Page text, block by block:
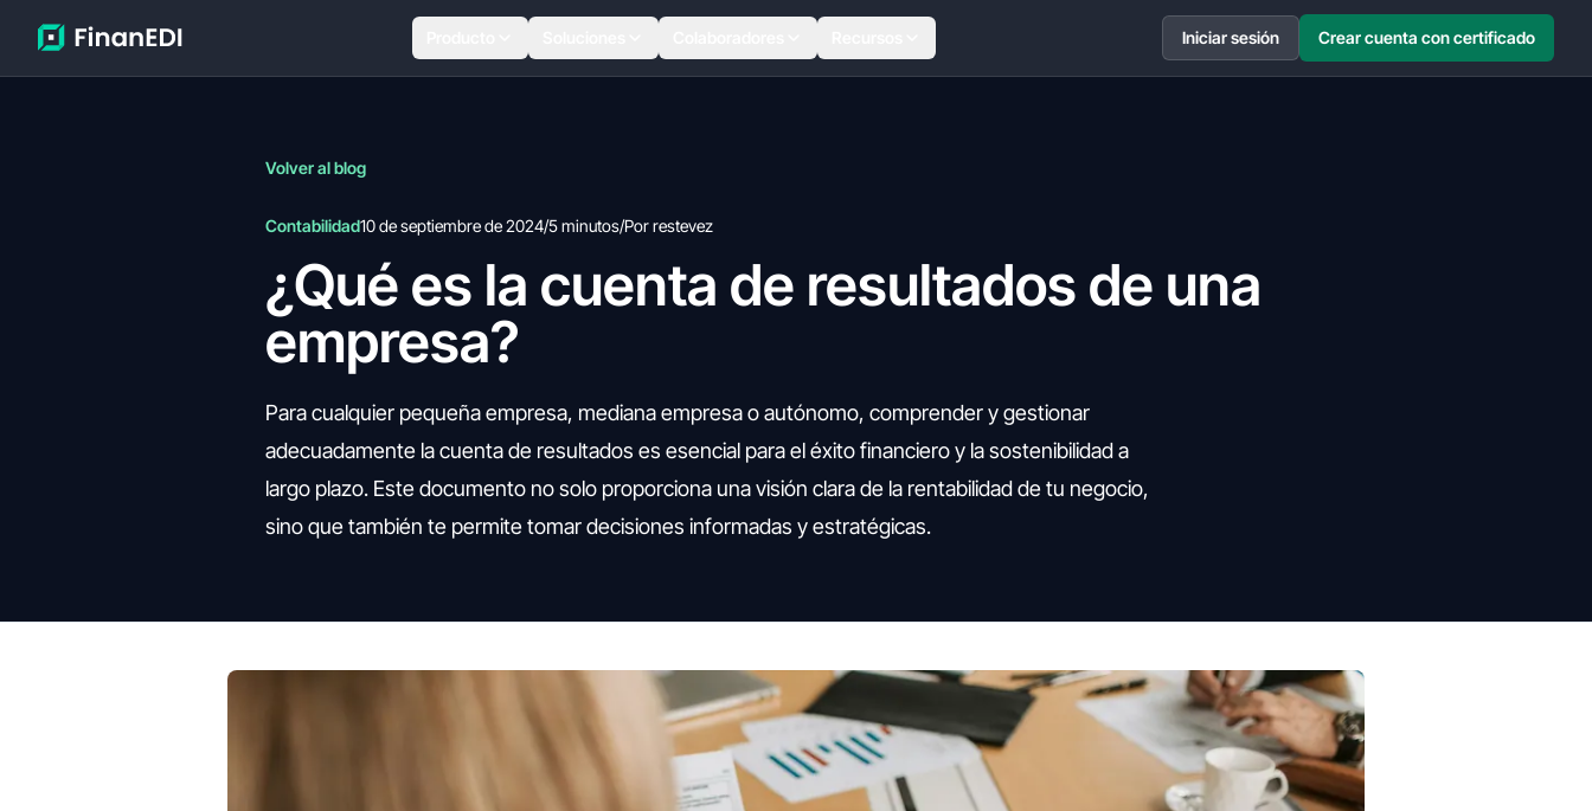
Iniciar sesión Crear cuenta con certificado
Volver al blog
Contabilidad10 de septiembre de 2024/5 minutos/Por restevez
¿Qué es la cuenta de resultados de una
empresa?
Para cualquier pequeña empresa, mediana empresa o autónomo, comprender y gestionar
adecuadamente la cuenta de resultados es esencial para el éxito financiero y la sostenibilidad a
largo plazo. Este documento no solo proporciona una visión clara de la rentabilidad de tu negocio,
sino que también te permite tomar decisiones informadas y estratégicas.